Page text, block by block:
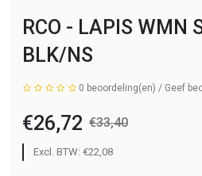
RCO - LAPIS WMN
BLK/NS
0 beoordeling(en) / Geef
€26,72 €33,40
Excl. BTW: €22,08